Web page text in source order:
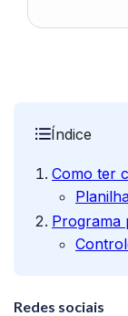
Índice
Como ter
Programa
Redes sociais